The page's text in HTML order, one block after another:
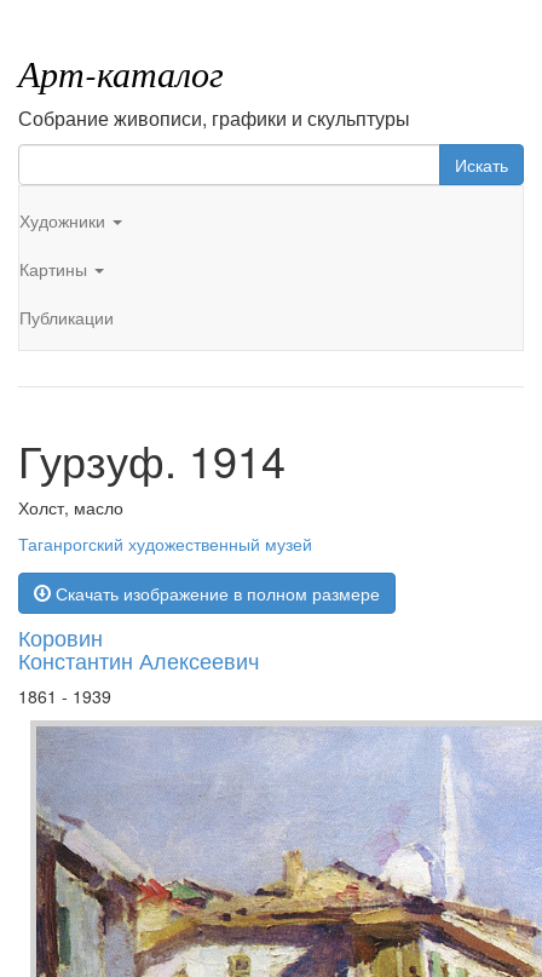
Арт-каталог
Собрание живописи, графики и скульптуры
Искать
Художники
Картины
Публикации
Гурзуф. 1914
Холст, масло
Таганрогский художественный музей
Скачать изображение в полном размере
Коровин
Константин Алексеевич
1861 - 1939